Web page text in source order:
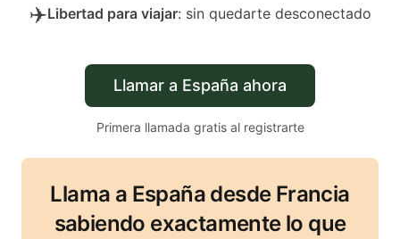
✈️Libertad para viajar: sin quedarte desconectado
Llamar a España ahora
Primera llamada gratis al registrarte
Llama a España desde Francia
sabiendo exactamente lo que